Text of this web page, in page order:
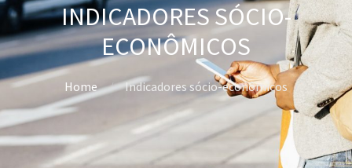
INDICADORES SÓCIO-
ECONÔMICOS
Home Indicadores sócio-econômicos